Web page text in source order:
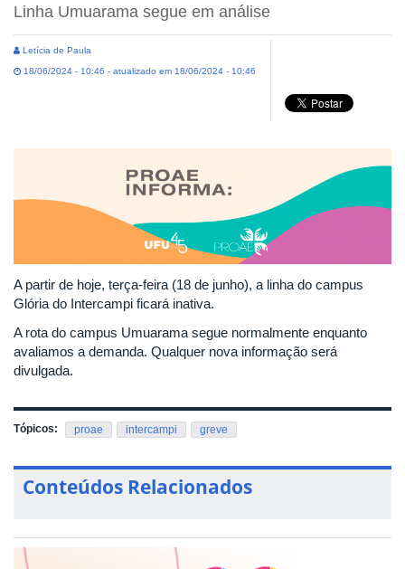
Linha Umuarama segue em análise
Letícia de Paula
18/06/2024 - 10:46 - atualizado em 18/06/2024 - 10:46
A partir de hoje, terça-feira (18 de junho), a linha do campus
Glória do Intercampi ficará inativa.
A rota do campus Umuarama segue normalmente enquanto
avaliamos a demanda. Qualquer nova informação será
divulgada.
Tópicos: proae intercampi greve
Conteúdos Relacionados